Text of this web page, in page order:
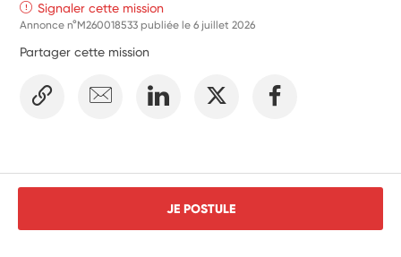
Signaler cette mission
Annonce n°M260018533 publiée le6 juillet 2026
Partager cette mission
JE POSTULE